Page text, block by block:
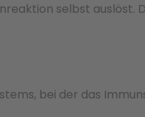
selbst auslöst.
bei der das